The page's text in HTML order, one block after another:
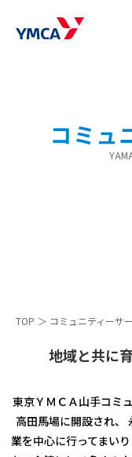
コミュ
TOP ＞ コミュニティーサ
地域と共に
東京ＹＭＣＡ山手コミ
高田馬場に開設され、
業を中心に行ってまいり